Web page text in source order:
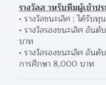
รางวัลส าหรับทีมผู้เข้าป
รางวัลชนะเลิศ : ได้รับ
รางวัลรองชนะเลิศ อัน
บาท
รางวัลรองชนะเลิศ อัน
การศึกษา 8,000 บาท